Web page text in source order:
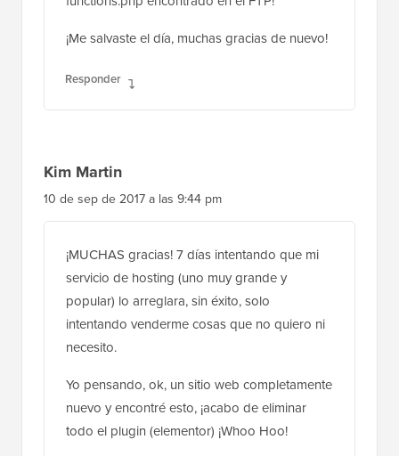
¡Me salvaste el día, muchas gracias de nuevo!
Responder
Kim Martin
10 de sep de 2017 a las 9:44 pm
¡MUCHAS gracias! 7 días intentando que mi
servicio de hosting (uno muy grande y
popular) lo arreglara, sin éxito, solo
intentando venderme cosas que no quiero ni
necesito.
Yo pensando, ok, un sitio web completamente
nuevo y encontré esto, ¡acabo de eliminar
todo el plugin (elementor) ¡Whoo Hoo!